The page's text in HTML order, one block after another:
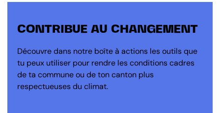
CONTRIBUE AU CHANGEMENT
Découvre dans notre boîte à actions les outils que
tu peux utiliser pour rendre les conditions cadres
de ta commune ou de ton canton plus
respectueuses du climat.